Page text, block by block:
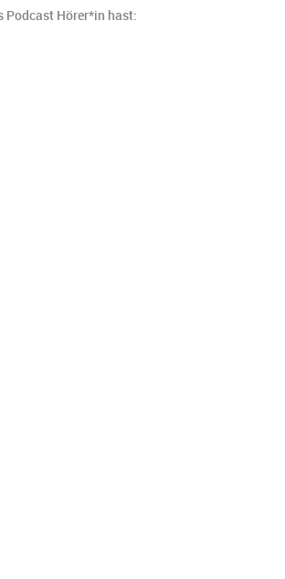
Podcast Hörer*in hast: